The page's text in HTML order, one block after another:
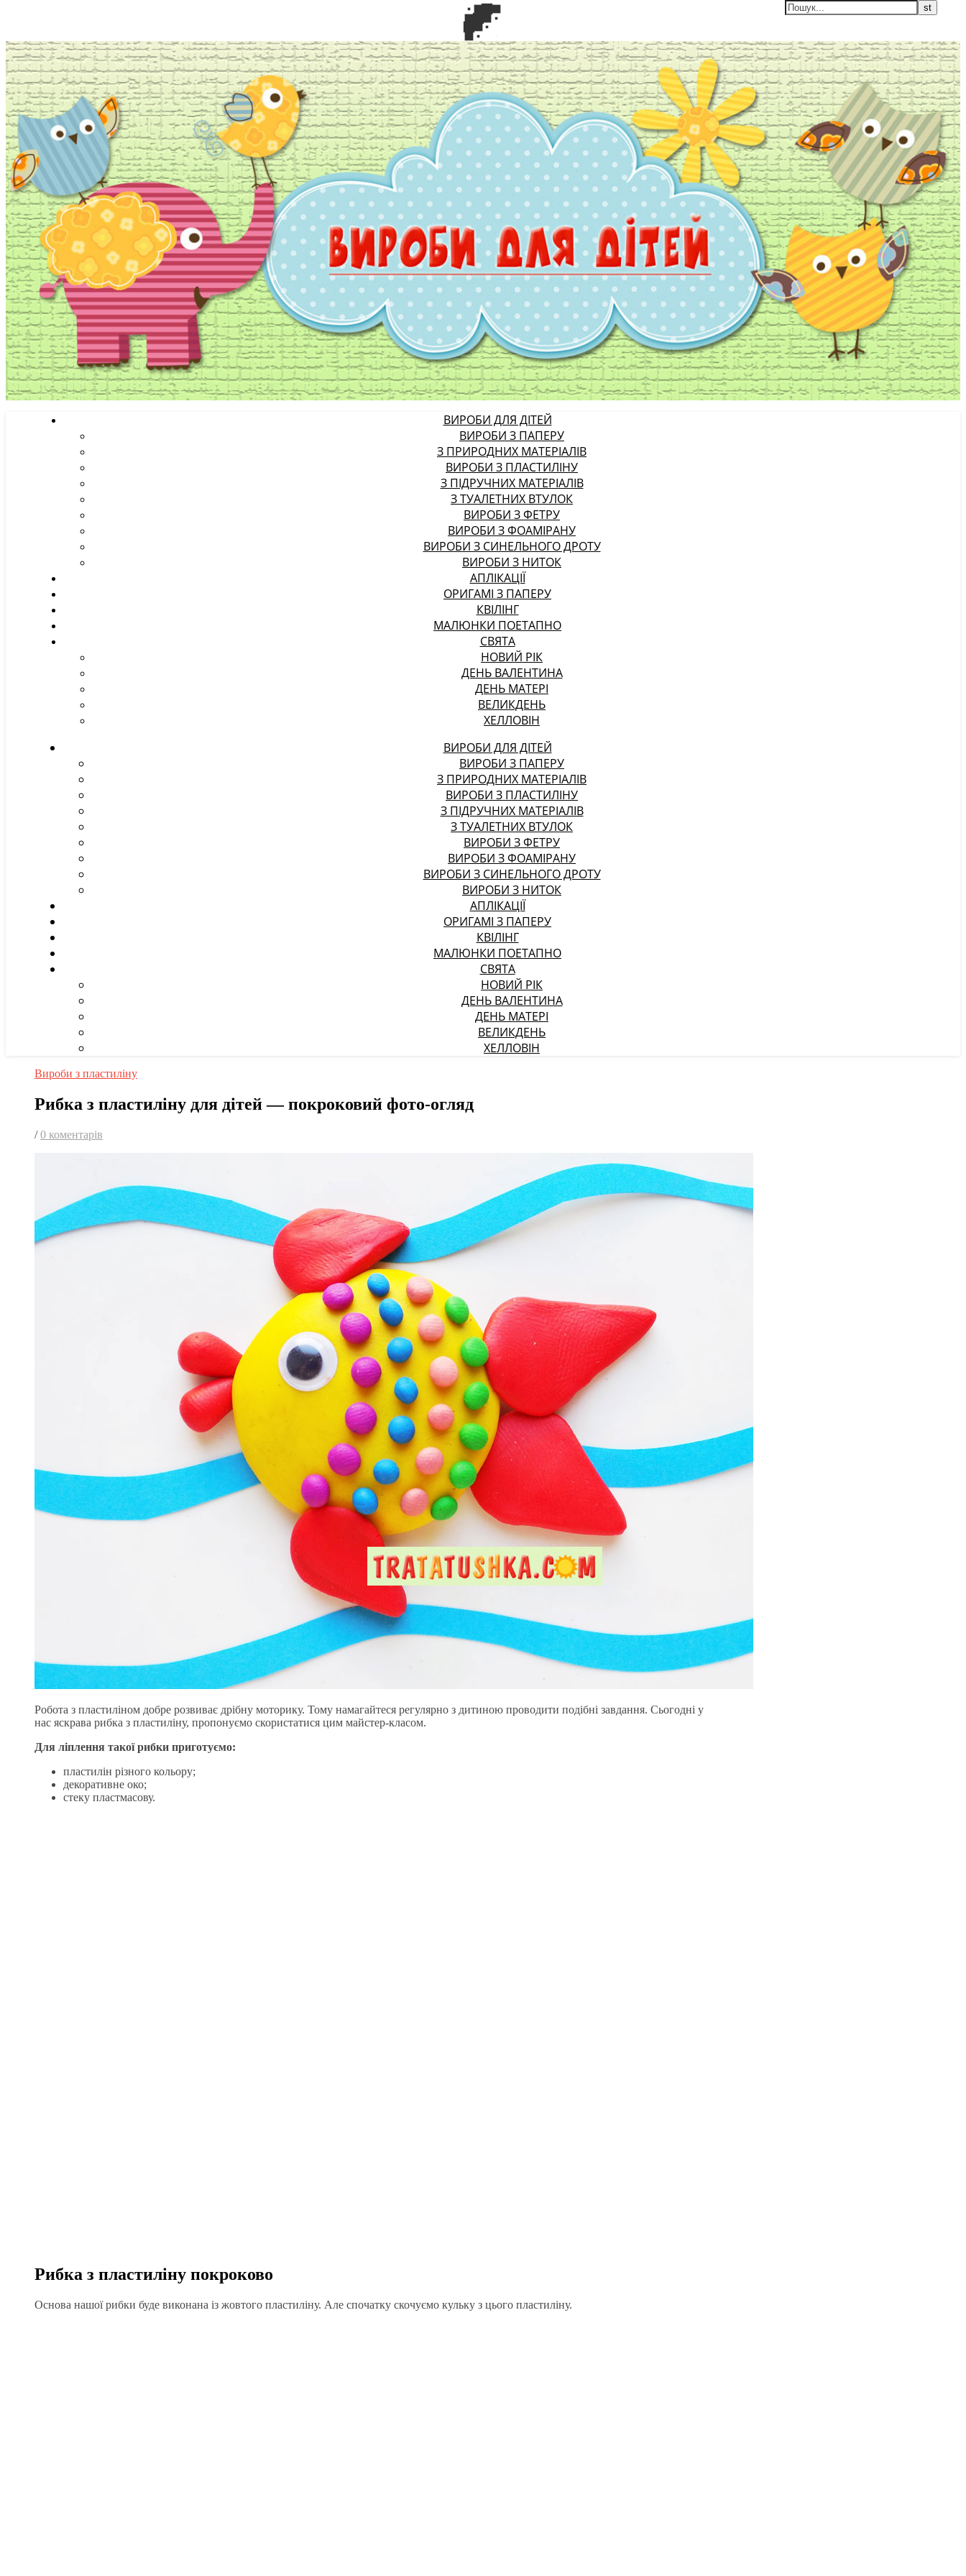
ВИРОБИ ДЛЯ ДІТЕЙ
ВИРОБИ З ПАПЕРУ
З ПРИРОДНИХ МАТЕРІАЛІВ
ВИРОБИ З ПЛАСТИЛІНУ
З ПІДРУЧНИХ МАТЕРІАЛІВ
З ТУАЛЕТНИХ ВТУЛОК
ВИРОБИ З ФЕТРУ
ВИРОБИ З ФОАМІРАНУ
ВИРОБИ З СИНЕЛЬНОГО ДРОТУ
ВИРОБИ З НИТОК
АПЛІКАЦІЇ
ОРИГАМІ З ПАПЕРУ
КВІЛІНГ
МАЛЮНКИ ПОЕТАПНО
СВЯТА
НОВИЙ РІК
ДЕНЬ ВАЛЕНТИНА
ДЕНЬ МАТЕРІ
ВЕЛИКДЕНЬ
ХЕЛЛОВІН
ВИРОБИ ДЛЯ ДІТЕЙ
ВИРОБИ З ПАПЕРУ
З ПРИРОДНИХ МАТЕРІАЛІВ
ВИРОБИ З ПЛАСТИЛІНУ
З ПІДРУЧНИХ МАТЕРІАЛІВ
З ТУАЛЕТНИХ ВТУЛОК
ВИРОБИ З ФЕТРУ
ВИРОБИ З ФОАМІРАНУ
ВИРОБИ З СИНЕЛЬНОГО ДРОТУ
ВИРОБИ З НИТОК
АПЛІКАЦІЇ
ОРИГАМІ З ПАПЕРУ
КВІЛІНГ
МАЛЮНКИ ПОЕТАПНО
СВЯТА
НОВИЙ РІК
ДЕНЬ ВАЛЕНТИНА
ДЕНЬ МАТЕРІ
ВЕЛИКДЕНЬ
ХЕЛЛОВІН
Вироби з пластиліну
Рибка з пластиліну для дітей — покроковий фото-огляд
/ 0 коментарів
Робота з пластиліном добре розвиває дрібну моторику. Тому намагайтеся регулярно з дитиною проводити подібні завдання. Сьогодні у
нас яскрава рибка з пластиліну, пропонуємо скористатися цим майстер-класом.
Для ліплення такої рибки приготуємо:
пластилін різного кольору;
декоративне око;
стеку пластмасову.
Рибка з пластиліну покроково
Основа нашої рибки буде виконана із жовтого пластиліну. Але спочатку скочуємо кульку з цього пластиліну.